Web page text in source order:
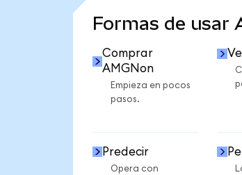
Formas de usar
Comprar
AMGNon
Empieza en pocos
pasos.
Predecir
Opera con